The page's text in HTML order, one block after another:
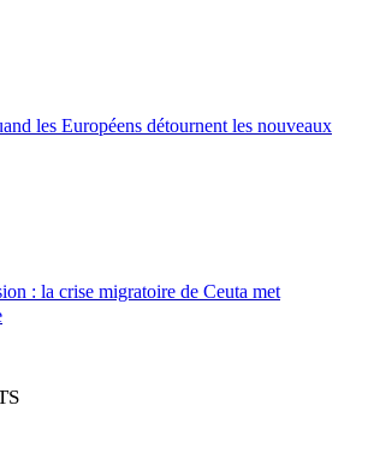
les Européens détournent les nouveaux
: la crise migratoire de Ceuta met